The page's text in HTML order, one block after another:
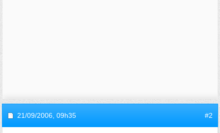
21/09/2006, 09h35 #2